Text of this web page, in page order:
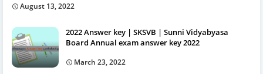
August 13, 2022
2022 Answer key | SKSVB | Sunni Vidyabyasa
Board Annual exam answer key 2022
March 23, 2022